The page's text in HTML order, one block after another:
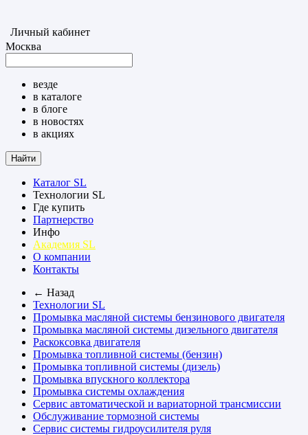
Личный кабинет
Москва
везде
в каталоге
в блоге
в новостях
в акциях
Найти
Каталог SL
Технологии SL
Где купить
Партнерство
Инфо
Академия SL
О компании
Контакты
← Назад
Технологии SL
Промывка масляной системы бензинового двигателя
Промывка масляной системы дизельного двигателя
Раскоксовка двигателя
Промывка топливной системы (бензин)
Промывка топливной системы (дизель)
Промывка впускного коллектора
Промывка системы охлаждения
Сервис автоматической и вариаторной трансмиссии
Обслуживание тормозной системы
Сервис системы гидроусилителя руля